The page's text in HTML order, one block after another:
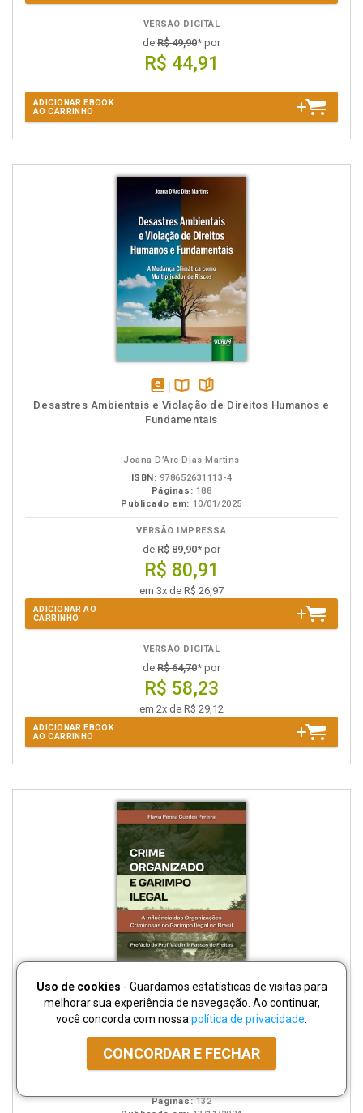
VERSÃO DIGITAL
de R$ 49,90* por
R$ 44,91
ADICIONAR EBOOK
AO CARRINHO
disponível
em
Disponível
na
páginas
Desastres Ambientais e Violação de Direitos Humanos e
Fundamentais
Joana D’Arc Dias Martins
ISBN: 978652631113-4
Páginas: 188
Publicado em: 10/01/2025
VERSÃO IMPRESSA
de R$ 89,90* por
R$ 80,91
em 3x de R$ 26,97
ADICIONAR AO
CARRINHO
VERSÃO DIGITAL
de R$ 64,70* por
R$ 58,23
em 2x de R$ 29,12
ADICIONAR EBOOK
AO CARRINHO
disponível
eBook
Disponível
B.V.
páginas
Flávia Penna Guedes Pereira
Páginas:132
Uso de cookies - Guardamos estatísticas de visitas para
melhorar sua experiência de navegação. Ao continuar,
você concorda com nossa política de privacidade
CONCORDAR E FECHAR